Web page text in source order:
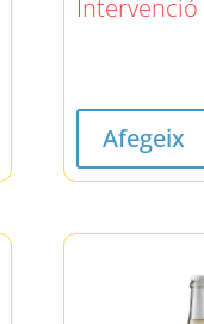
Intervenció
Afegeix